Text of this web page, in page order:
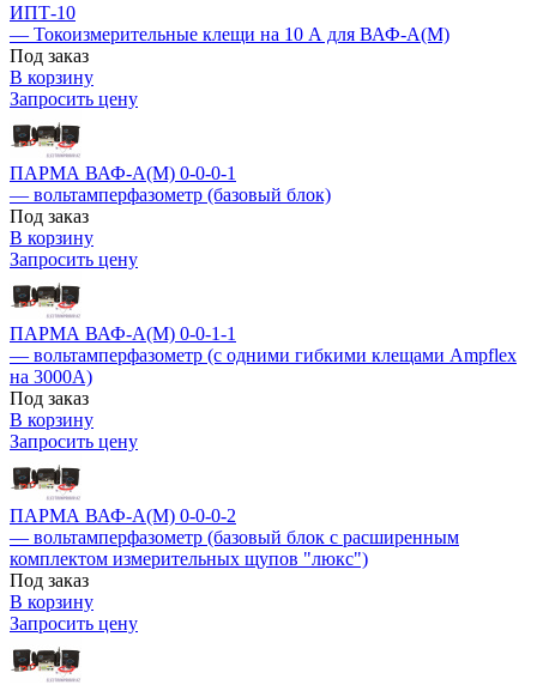
ИПТ-10
— Токоизмерительные клещи на 10 А для ВАФ-А(М)
Под заказ
В корзину
Запросить цену
ПАРМА ВАФ-А(М) 0-0-0-1
— вольтамперфазометр (базовый блок)
Под заказ
В корзину
Запросить цену
ПАРМА ВАФ-А(М) 0-0-1-1
— вольтамперфазометр (с одними гибкими клещами Ampflex
на 3000А)
Под заказ
В корзину
Запросить цену
ПАРМА ВАФ-А(М) 0-0-0-2
— вольтамперфазометр (базовый блок с расширенным
комплектом измерительных щупов "люкс")
Под заказ
В корзину
Запросить цену